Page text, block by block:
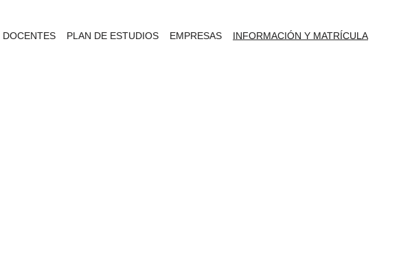
DOCENTES PLAN DE ESTUDIOS EMPRESAS INFORMACIÓN Y MATRÍCULA